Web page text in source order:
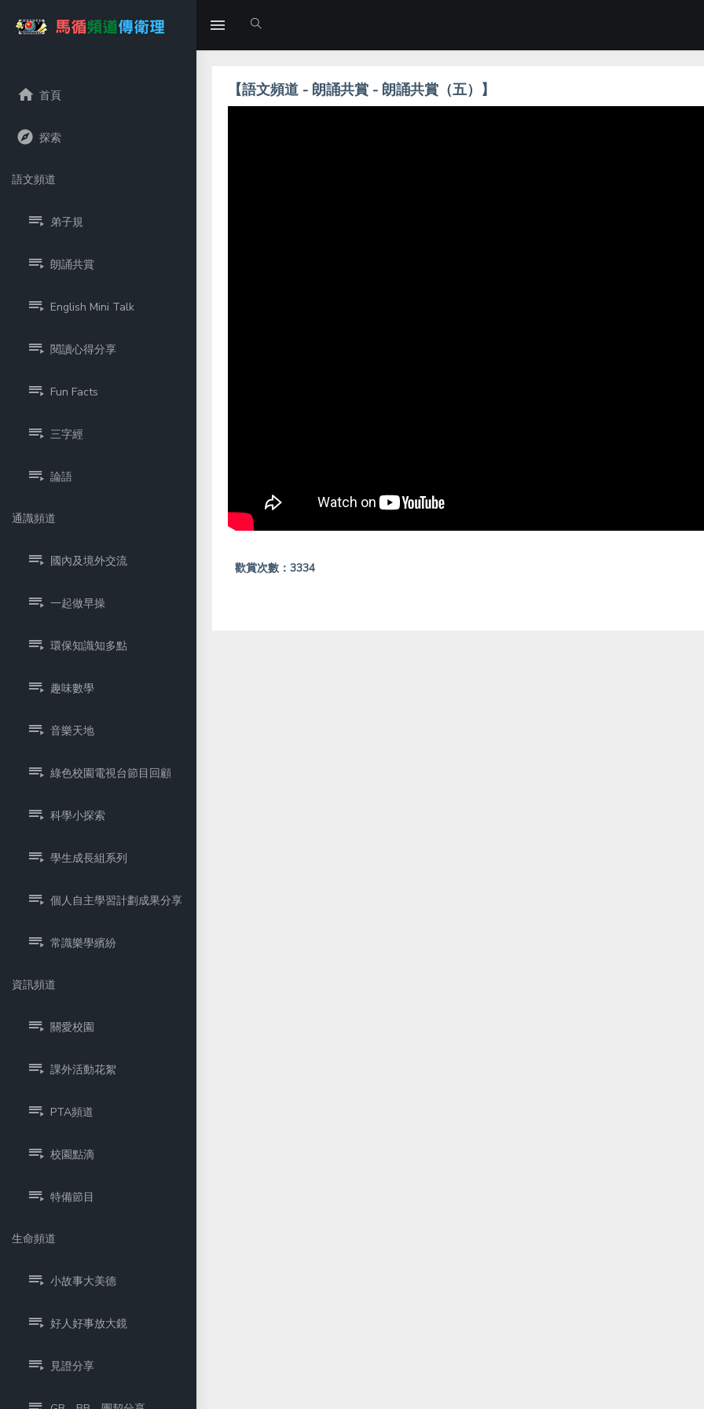
首頁
探索
語文頻道
弟子規
朗誦共賞
English Mini Talk
閱讀心得分享
Fun Facts
三字經
論語
通識頻道
國內及境外交流
一起做早操
環保知識知多點
趣味數學
音樂天地
綠色校園電視台節目回顧
科學小探索
學生成長組系列
個人自主學習計劃成果分享
常識樂學繽紛
資訊頻道
關愛校園
課外活動花絮
PTA頻道
校園點滴
特備節目
生命頻道
小故事大美德
好人好事放大鏡
見證分享
【語文頻道 - 朗誦共賞 - 朗誦共賞（五）】
歡賞次數：3334